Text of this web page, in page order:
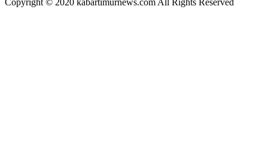
Copyright © 2020 kabartimurnews.com All Rights Reserved